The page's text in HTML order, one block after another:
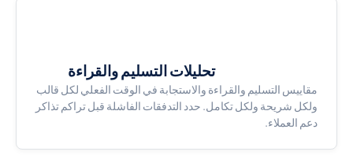
تحليلات التسليم والقراءة
مقاييس التسليم والقراءة والاستجابة في الوقت الفعلي لكل قالب
ولكل شريحة ولكل تكامل. حدد التدفقات الفاشلة قبل تراكم تذاكر
دعم العملاء.